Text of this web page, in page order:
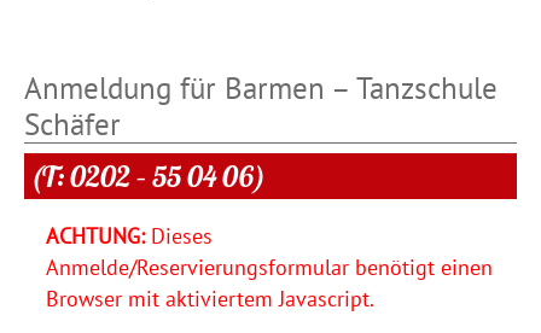
Anmeldung für Barmen – Tanzschule
Schäfer
(T: 0202 – 55 04 06)
ACHTUNG:Dieses
Anmelde/Reservierungsformular benötigt einen
Browser mit aktiviertem Javascript.